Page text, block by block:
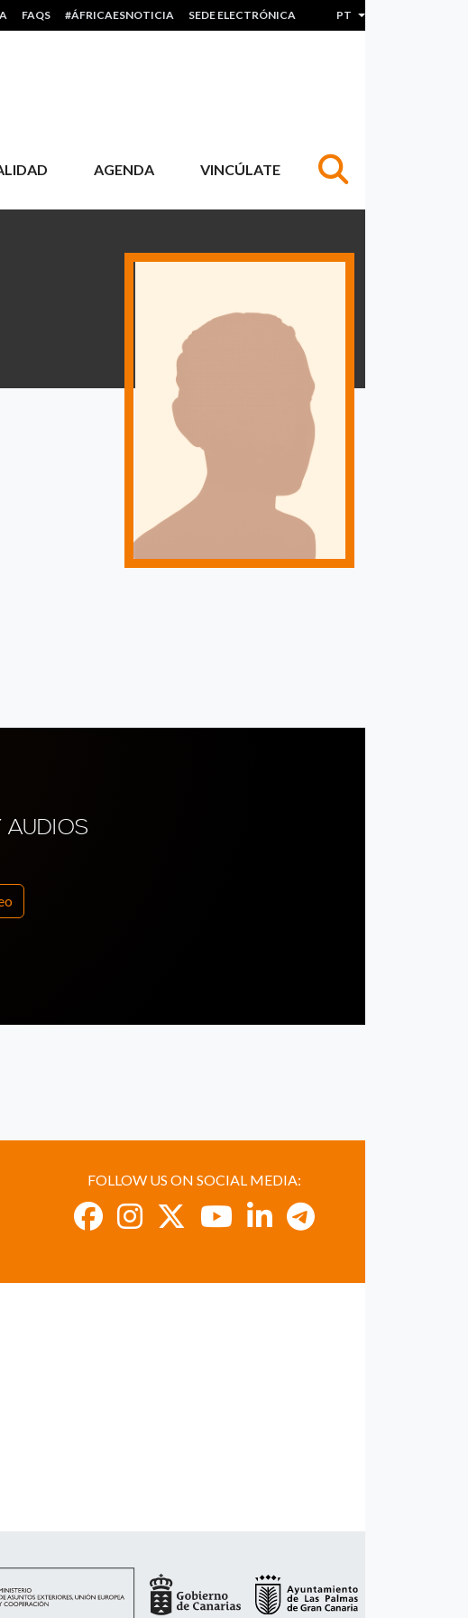
MENU
FAQS #ÁFRICAESNOTICIA SEDE ELECTRÓNICA PT Lista de ações
AGENDA VINCÚLATE
AUDIOS
FOLLOW US ON SOCIAL MEDIA: